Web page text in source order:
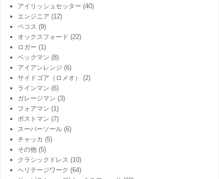
アイリッシュセッター (40)
エンジニア (12)
ペコス (9)
オックスフォード (22)
ロガー (1)
ベックマン (8)
アイアンレンジ (6)
サイドゴア（ロメオ）
(2)
ラインマン (6)
ガレージマン (3)
フォアマン (1)
ポストマン (7)
スーパーソール (6)
チャッカ (5)
その他 (5)
クラシックドレス (10)
ヘリテージワーク (64)